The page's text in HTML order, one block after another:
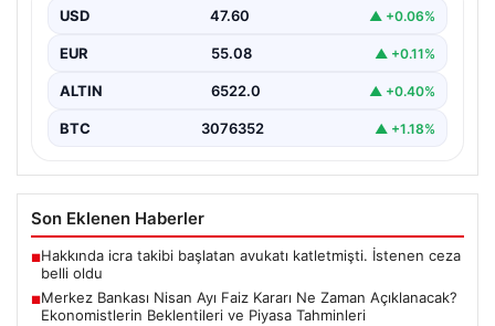
Türkiye Cumhuriyet Merkez Bankası (TCMB) Para
üzere…
USD 47.60 ▲ +0.06%
EUR 55.08 ▲ +0.11%
ALTIN 6522.0 ▲ +0.40%
BTC 3076352 ▲ +1.18%
Son Eklenen Haberler
■Hakkında icra takibi başlatan avukatı katletmişti. İstenen ceza
belli oldu
■Merkez Bankası Nisan Ayı Faiz Kararı Ne Zaman Açıklanacak?
Ekonomistlerin Beklentileri ve Piyasa Tahminleri